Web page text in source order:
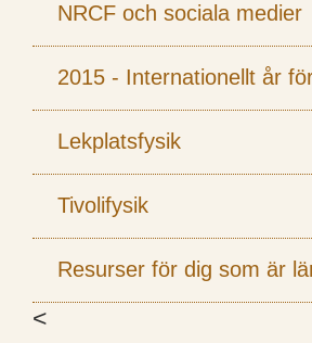
NRCF och sociala medier
2015 - Internationellt år
Lekplatsfysik
Tivolifysik
Resurser för dig som är
<